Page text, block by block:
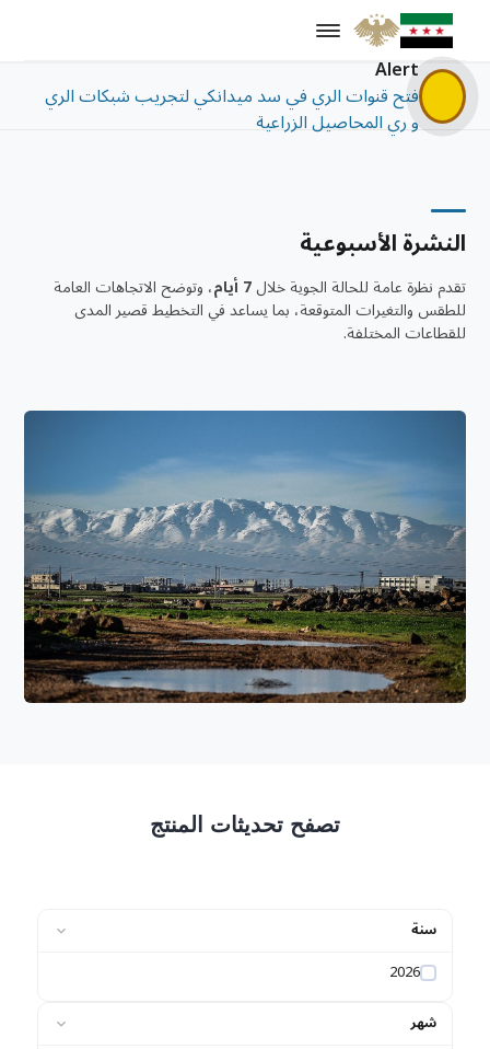
Alert
فتح قنوات الري في سد ميدانكي لتجريب شبكات الري
و ري المحاصيل الزراعية
النشرة الأسبوعية
تقدم نظرة عامة للحالة الجوية خلال7 أيام ، وتوضح الاتجاهات العامة
للطقس والتغيرات المتوقعة، بما يساعد في التخطيط قصير المدى
للقطاعات المختلفة.
تصفح تحديثات المنتج
سنة
2026
شهر